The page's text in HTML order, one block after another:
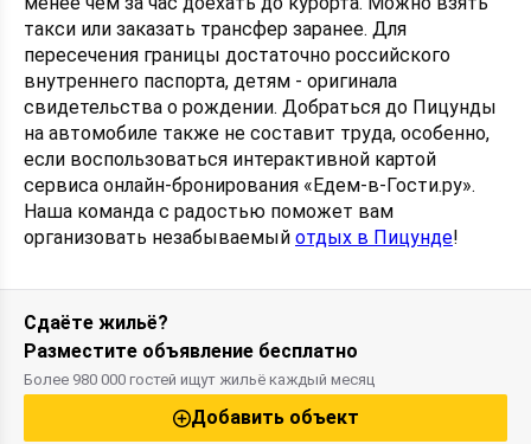
такси или заказать трансфер заранее. Для
пересечения границы достаточно российского
внутреннего паспорта, детям - оригинала
свидетельства о рождении. Добраться до Пицунды
на автомобиле также не составит труда, особенно,
если воспользоваться интерактивной картой
сервиса онлайн-бронирования «Едем-в-Гости.ру».
Наша команда с радостью поможет вам
организовать незабываемый отдых в Пицунде!
Сдаёте жильё?
Разместите объявление бесплатно
Более 980 000 гостей ищут жильё каждый месяц
Добавить объект